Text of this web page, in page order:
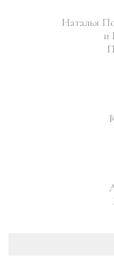
Наталья
и